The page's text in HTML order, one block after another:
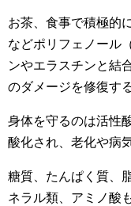
お茶、食事で積極的
などポリフェノール
ンやエラスチンと結
のダメージを修復す
身体を守るのは活性
酸化され、老化や病
糖質、たんぱく質、
ネラル類、アミノ酸